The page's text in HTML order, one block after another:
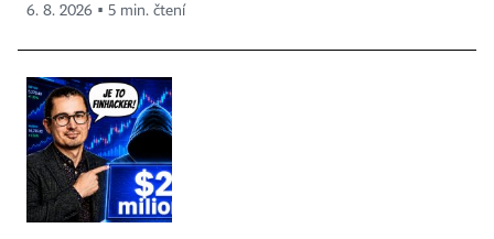
6. 8. 2026 ▪ 5 min. čtení